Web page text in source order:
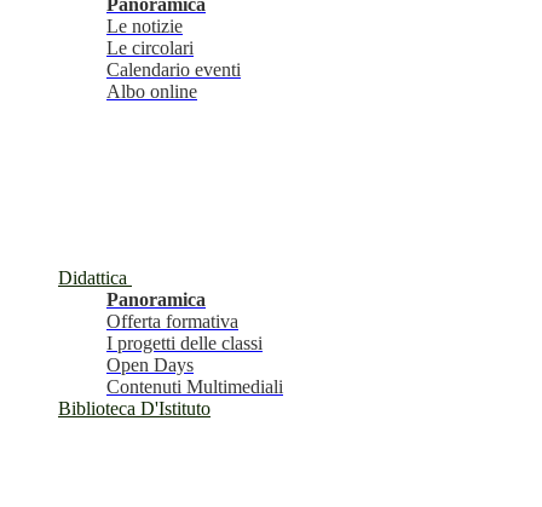
Panoramica
Le notizie
Le circolari
Calendario eventi
Albo online
Didattica
Panoramica
Offerta formativa
I progetti delle classi
Open Days
Contenuti Multimediali
Biblioteca D'Istituto